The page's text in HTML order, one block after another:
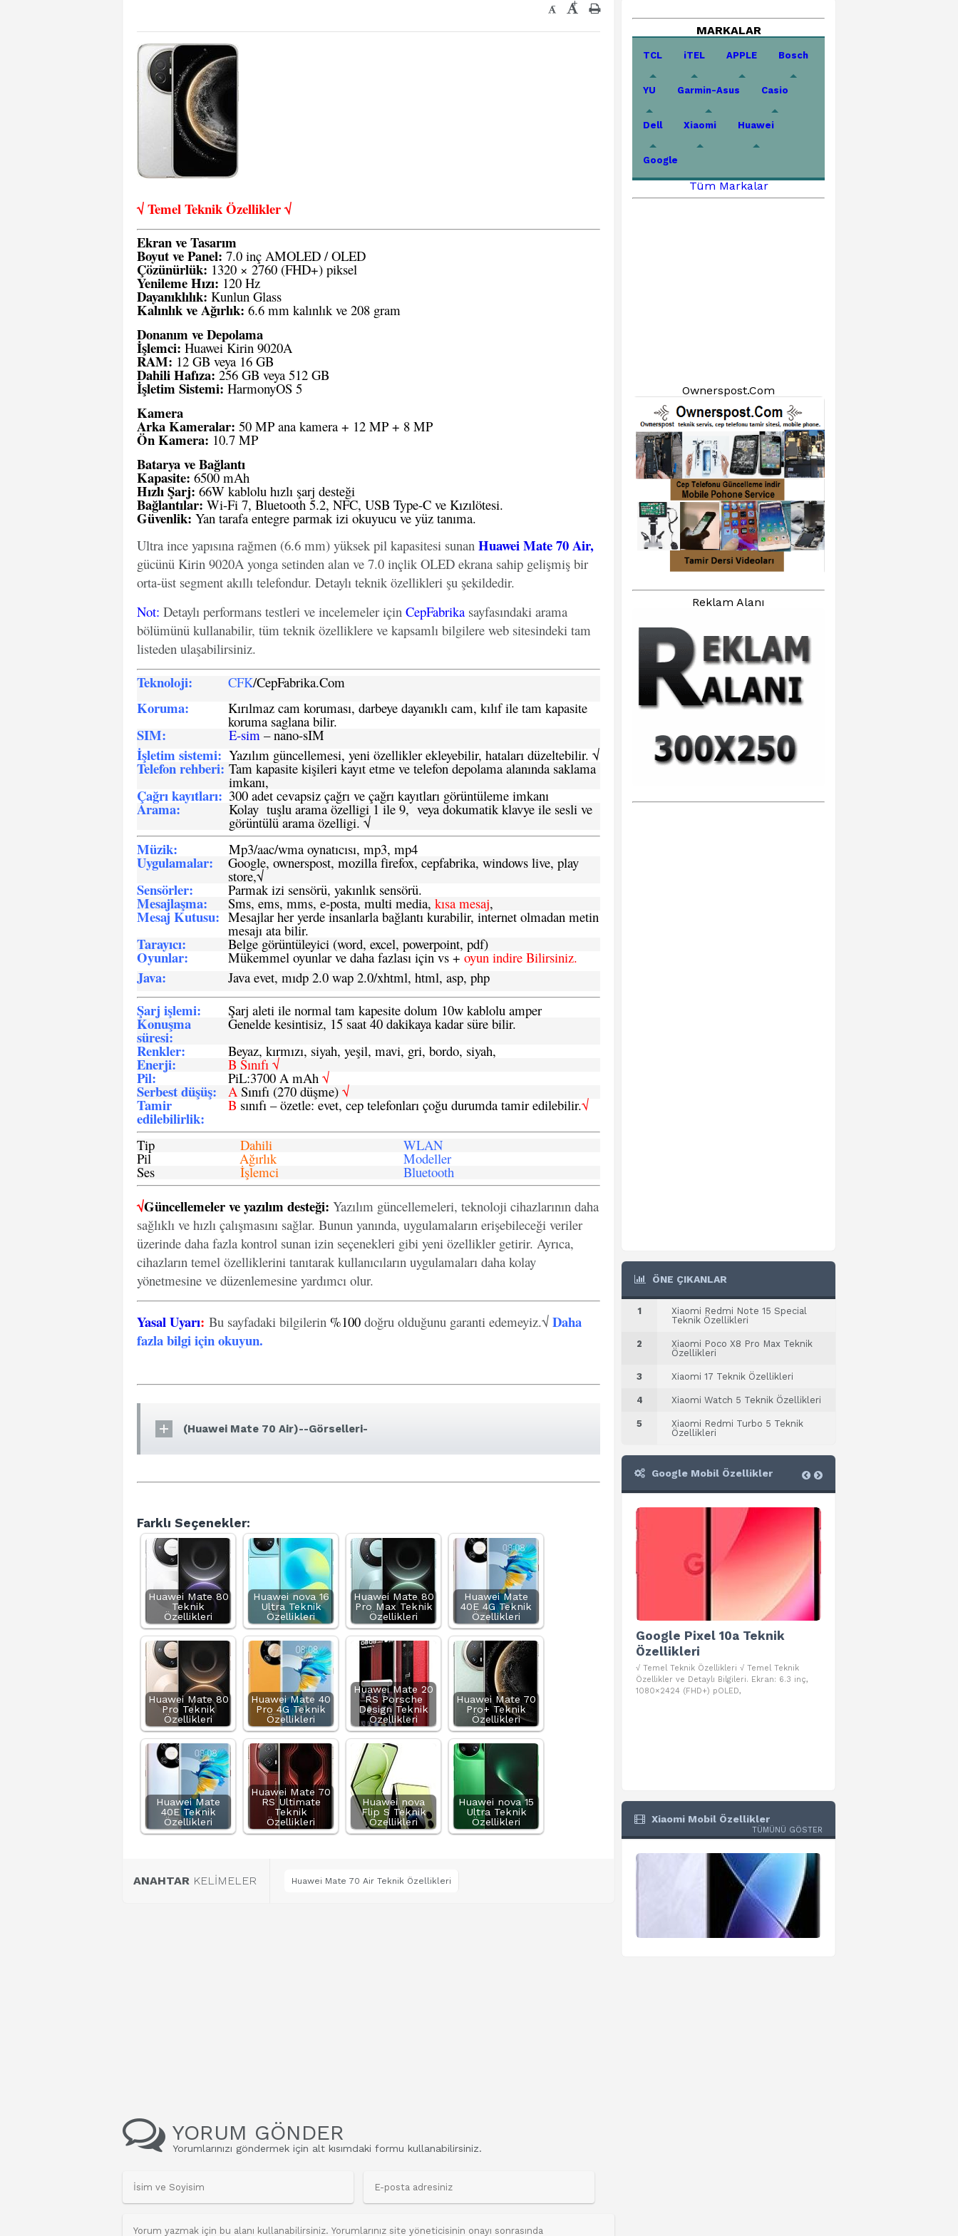
- +
√ Temel Teknik Özellikler √
Ekran ve Tasarım
Boyut ve Panel: 7.0 inç AMOLED / OLED
Çözünürlük: 1320 × 2760 (FHD+) piksel
Yenileme Hızı: 120 Hz
Dayanıklılık: Kunlun Glass
Kalınlık ve Ağırlık: 6.6 mm kalınlık ve 208 gram
Donanım ve Depolama
İşlemci: Huawei Kirin 9020A
RAM: 12 GB veya 16 GB
Dahili Hafıza: 256 GB veya 512 GB
İşletim Sistemi: HarmonyOS 5
Kamera
Arka Kameralar: 50 MP ana kamera + 12 MP + 8 MP
Ön Kamera: 10.7 MP
Batarya ve Bağlantı
Kapasite: 6500 mAh
Hızlı Şarj: 66W kablolu hızlı şarj desteği
Bağlantılar: Wi-Fi 7, Bluetooth 5.2, NFC, USB Type-C ve Kızılötesi.
Güvenlik: Yan tarafa entegre parmak izi okuyucu ve yüz tanıma.
Ultra ince yapısına rağmen (6.6 mm) yüksek pil kapasitesi sunan Huawei Mate 70 Air,
gücünü Kirin 9020A yonga setinden alan ve 7.0 inçlik OLED ekrana sahip gelişmiş bir
orta-üst segment akıllı telefondur. Detaylı teknik özellikleri şu şekildedir.
Not: Detaylı performans testleri ve incelemeler için CepFabrika sayfasındaki arama
bölümünü kullanabilir, tüm teknik özelliklere ve kapsamlı bilgilere web sitesindeki tam
listeden ulaşabilirsiniz.
Teknoloji: CFK/CepFabrika.Com
Koruma: Kırılmaz cam koruması, darbeye dayanıklı cam, kılıf ile tam kapasite
koruma saglana bilir.
SIM: E-sim – nano-sIM
İşletim sistemi: Yazılım güncellemesi, yeni özellikler ekleyebilir, hataları düzeltebilir. √
Telefon rehberi: Tam kapasite kişileri kayıt etme ve telefon depolama alanında saklama
imkanı,
Çağrı kayıtları: 300 adet cevapsiz çağrı ve çağrı kayıtları görüntüleme imkanı
Arama: Kolay tuşlu arama özelligi 1 ile 9, veya dokumatik klavye ile sesli ve
görüntülü arama özelligi. √
Müzik: Mp3/aac/wma oynatıcısı, mp3, mp4
Uygulamalar: Google, ownerspost, mozilla firefox, cepfabrika, windows live, play
store,√
Sensörler: Parmak izi sensörü, yakınlık sensörü.
Mesajlaşma: Sms, ems, mms, e-posta, multi media, kısa mesaj,
Mesaj Kutusu: Mesajlar her yerde insanlarla bağlantı kurabilir, internet olmadan metin
mesajı ata bilir.
Tarayıcı: Belge görüntüleyici (word, excel, powerpoint, pdf)
Oyunlar: Mükemmel oyunlar ve daha fazlası için vs +oyun indire Bilirsiniz.
Java: Java evet, mıdp 2.0 wap 2.0/xhtml, html, asp, php
Şarj işlemi: Şarj aleti ile normal tam kapesite dolum 10w kablolu amper
Konuşma
süresi:
Genelde kesintisiz, 15 saat 40 dakikaya kadar süre bilir.
Renkler: Beyaz, kırmızı, siyah, yeşil, mavi, gri, bordo, siyah,
Enerji: B Sınıfı √
Pil: PiL:3700 A mAh √
Serbest düşüş: ASınıfı (270 düşme) √
Tamir
edilebilirlik:
B sınıfı – özetle: evet, cep telefonları çoğu durumda tamir edilebilir.√
Tip Dahili WLAN
Pil Ağırlık Modeller
Ses İşlemci Bluetooth
√Güncellemeler ve yazılım desteği: Yazılım güncellemeleri, teknoloji cihazlarının daha
sağlıklı ve hızlı çalışmasını sağlar. Bunun yanında, uygulamaların erişebileceği veriler
üzerinde daha fazla kontrol sunan izin seçenekleri gibi yeni özellikler getirir. Ayrıca,
cihazların temel özelliklerini tanıtarak kullanıcıların uygulamaları daha kolay
yönetmesine ve düzenlemesine yardımcı olur.
Yasal Uyarı: Bu sayfadaki bilgilerin %100 doğru olduğunu garanti edemeyiz.√ Daha
fazla bilgi için okuyun.
(Huawei Mate 70 Air)--Görselleri-
Farklı Seçenekler:
Huawei Mate 80
Teknik
Özellikleri
Huawei nova 16
Ultra Teknik
Özellikleri
Huawei Mate 80
Pro Max Teknik
Özellikleri
Huawei Mate
40E 4G Teknik
Özellikleri
Huawei Mate 80
Pro Teknik
Özellikleri
Huawei Mate 40
Pro 4G Teknik
Özellikleri
Huawei Mate 20
RS Porsche
Design Teknik
Özellikleri
Huawei Mate 70
Pro+ Teknik
Özellikleri
Huawei Mate
40E Teknik
Özellikleri
Huawei Mate 70
RS Ultimate
Teknik
Özellikleri
Huawei nova
Flip S Teknik
Özellikleri
Huawei nova 15
Ultra Teknik
Özellikleri
ANAHTAR KELİMELER Huawei Mate 70 Air Teknik Özellikleri
YORUM GÖNDER
Yorumlarınızı göndermek için alt kısımdaki formu kullanabilirsiniz.
MARKALAR
TCL iTEL APPLE Bosch
YU Garmin-Asus Casio
Dell Xiaomi Huawei
Google
Tüm Markalar
Ownerspost.Com
Reklam Alanı
ÖNE ÇIKANLAR
1
Xiaomi Redmi Note 15 Special
Teknik Özellikleri
2
Xiaomi Poco X8 Pro Max Teknik
Özellikleri
3 Xiaomi 17 Teknik Özellikleri
4 Xiaomi Watch 5 Teknik Özellikleri
5
Xiaomi Redmi Turbo 5 Teknik
Özellikleri
Google Mobil Özellikler
Google Pixel 10 Pro Teknik
Özellikleri
√ Temel Teknik Özellikleri √ Temel Teknik
Özellikler ve Detaylı Bilgileri. Ekran: 6.3 inç,
1280 x 2856 piksel, 120 Hz LTPO
Google Pixel 10a Teknik
Özellikleri
√ Temel Teknik Özellikleri √ Temel Teknik
Özellikler ve Detaylı Bilgileri. Ekran: 6.3 inç,
1080×2424 (FHD+) pOLED,
Xiaomi Mobil Özellikler
TÜMÜNÜ GÖSTER